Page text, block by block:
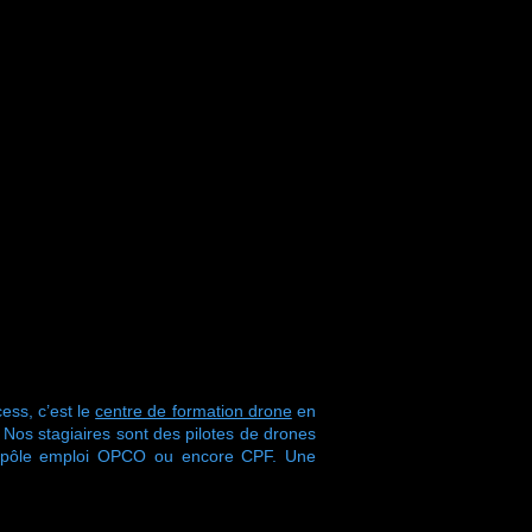
c’est lecentre de formation droneen
stagiaires sont des pilotes de drones
emploi OPCO ou encore CPF. Une